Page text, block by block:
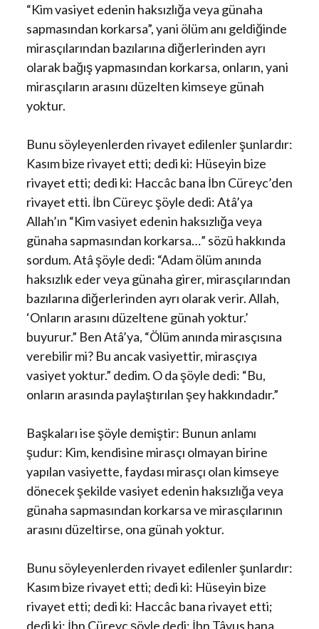
“Kim vasiyet edenin haksızlığa veya günaha
sapmasından korkarsa”, yani ölüm anı geldiğinde
mirasçılarından bazılarına diğerlerinden ayrı
olarak bağış yapmasından korkarsa, onların, yani
mirasçıların arasını düzelten kimseye günah
yoktur.
Bunu söyleyenlerden rivayet edilenler şunlardır:
Kasım bize rivayet etti; dedi ki: Hüseyin bize
rivayet etti; dedi ki: Haccâc bana İbn Cüreyc’den
rivayet etti. İbn Cüreyc şöyle dedi: Atâ’ya
Allah’ın “Kim vasiyet edenin haksızlığa veya
günaha sapmasından korkarsa…” sözü hakkında
sordum. Atâ şöyle dedi: “Adam ölüm anında
haksızlık eder veya günaha girer, mirasçılarından
bazılarına diğerlerinden ayrı olarak verir. Allah,
‘Onların arasını düzeltene günah yoktur.’
buyurur.” Ben Atâ’ya, “Ölüm anında mirasçısına
verebilir mi? Bu ancak vasiyettir, mirasçıya
vasiyet yoktur.” dedim. O da şöyle dedi: “Bu,
onların arasında paylaştırılan şey hakkındadır.”
Başkaları ise şöyle demiştir: Bunun anlamı
şudur: Kim, kendisine mirasçı olmayan birine
yapılan vasiyette, faydası mirasçı olan kimseye
dönecek şekilde vasiyet edenin haksızlığa veya
günaha sapmasından korkarsa ve mirasçılarının
arasını düzeltirse, ona günah yoktur.
Bunu söyleyenlerden rivayet edilenler şunlardır:
Kasım bize rivayet etti; dedi ki: Hüseyin bize
rivayet etti; dedi ki: Haccâc bana rivayet etti;
dedi ki: İbn Cüreyc şöyle dedi: İbn Tâvus bana